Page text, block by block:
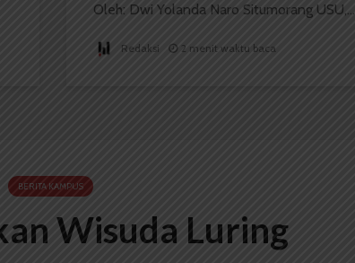
Oleh: Dwi Yolanda Naro Situmorang USU,...
Redaksi 2 menit waktu baca
BERITA KAMPUS
Wisuda Luring